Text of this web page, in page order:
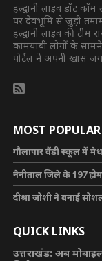
हल्द्वानी लाइव डॉट
पर देवभूमि से जुड़ी
हल्द्वानी लाइव की
कामयाबी लोगों के
पोर्टल ने अपनी खास
MOST POPULAR
गौलापार वैंडी स्कूल में
नैनीताल जिले के 197
दीश्रा जोशी ने बनाई
QUICK LINKS
उत्तराखंड: अब